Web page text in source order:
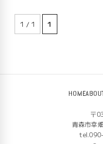
1 / 1 1
HOME
〒
青森市幸